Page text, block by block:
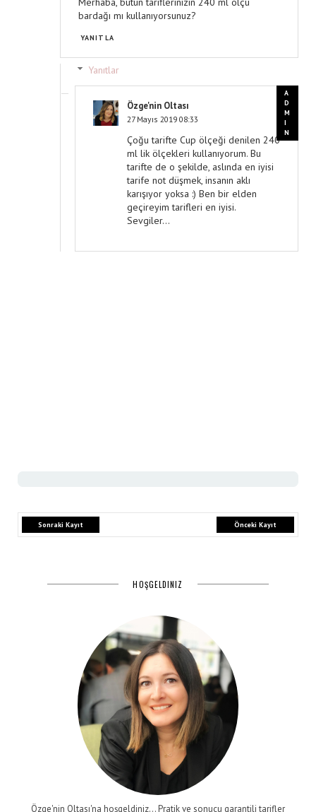
bardağı mı kullanıyorsunuz?
YANITLA
Yanıtlar
Özge'nin Oltası
27 Mayıs 2019 08:33
Çoğu tarifte Cup ölçeği denilen 240
ml lik ölçekleri kullanıyorum. Bu
tarifte de o şekilde, aslında en iyisi
tarife not düşmek, insanın aklı
karışıyor yoksa :) Ben bir elden
geçireyim tarifleri en iyisi.
Sevgiler...
Sonraki Kayıt Önceki Kayıt
HOŞGELDINIZ
Özge'nin Oltası'na hoşgeldiniz... Pratik ve sonucu garantili tarifler